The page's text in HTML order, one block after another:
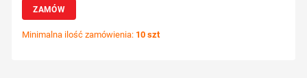
ZAMÓW
Minimalna ilość zamówienia: 10 szt